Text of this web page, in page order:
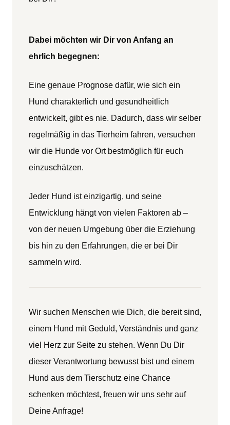
Dabei möchten wir Dir von Anfang an
ehrlich begegnen:
Eine genaue Prognose dafür, wie sich ein
Hund charakterlich und gesundheitlich
entwickelt, gibt es nie. Dadurch, dass wir selber
regelmäßig in das Tierheim fahren, versuchen
wir die Hunde vor Ort bestmöglich für euch
einzuschätzen.
Jeder Hund ist einzigartig, und seine
Entwicklung hängt von vielen Faktoren ab –
von der neuen Umgebung über die Erziehung
bis hin zu den Erfahrungen, die er bei Dir
sammeln wird.
Wir suchen Menschen wie Dich, die bereit sind,
einem Hund mit Geduld, Verständnis und ganz
viel Herz zur Seite zu stehen. Wenn Du Dir
dieser Verantwortung bewusst bist und einem
Hund aus dem Tierschutz eine Chance
schenken möchtest, freuen wir uns sehr auf
Deine Anfrage!